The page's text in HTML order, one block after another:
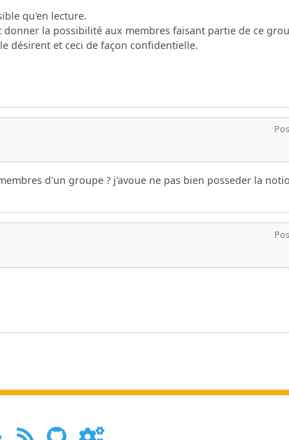
qu'en lecture.
la possibilité aux membres faisant partie de ce
désirent et ceci de façon confidentielle.
d'un groupe ? j'avoue ne pas bien posseder la